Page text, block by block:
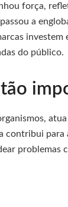
força,
a
investem
do público.
atua
contribui para
problemas